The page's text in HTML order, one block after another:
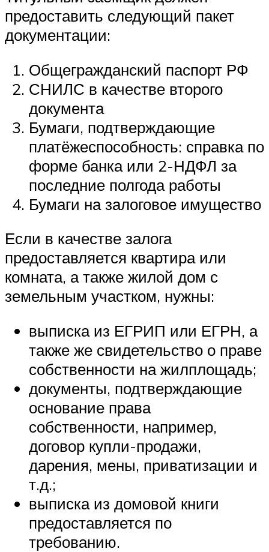
предоставить следующий пакет
документации:
Общегражданский паспорт РФ
СНИЛС в качестве второго
документа
Бумаги, подтверждающие
платёжеспособность: справка по
форме банка или 2-НДФЛ за
последние полгода работы
Бумаги на залоговое имущество
Если в качестве залога
предоставляется квартира или
комната, а также жилой дом с
земельным участком, нужны:
выписка из ЕГРИП или ЕГРН, а
также же свидетельство о праве
собственности на жилплощадь;
документы, подтверждающие
основание права
собственности, например,
договор купли-продажи,
дарения, мены, приватизации и
т.д.;
выписка из домовой книги
предоставляется по
требованию.